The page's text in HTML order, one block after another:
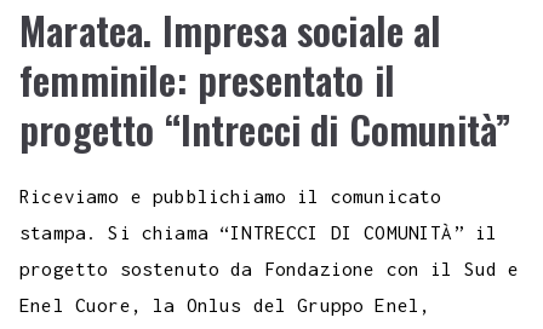
Maratea. Impresa sociale al
femminile: presentato il
progetto “Intrecci di Comunità”
Riceviamo e pubblichiamo il comunicato
stampa. Si chiama “INTRECCI DI COMUNITÀ” il
progetto sostenuto da Fondazione con il Sud e
Enel Cuore, la Onlus del Gruppo Enel,